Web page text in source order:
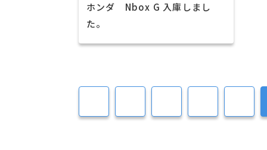
ホンダ Nbox G 入庫しまし
た。